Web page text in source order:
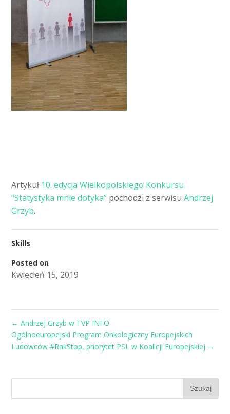
Artykuł 10. edycja Wielkopolskiego Konkursu
“Statystyka mnie dotyka” pochodzi z serwisuAndrzej
Grzyb.
Skills
Posted on
Kwiecień 15, 2019
← Andrzej Grzyb w TVP INFO
Ogólnoeuropejski Program Onkologiczny Europejskich
Ludowców #RakStop, priorytet PSL w Koalicji Europejskiej →